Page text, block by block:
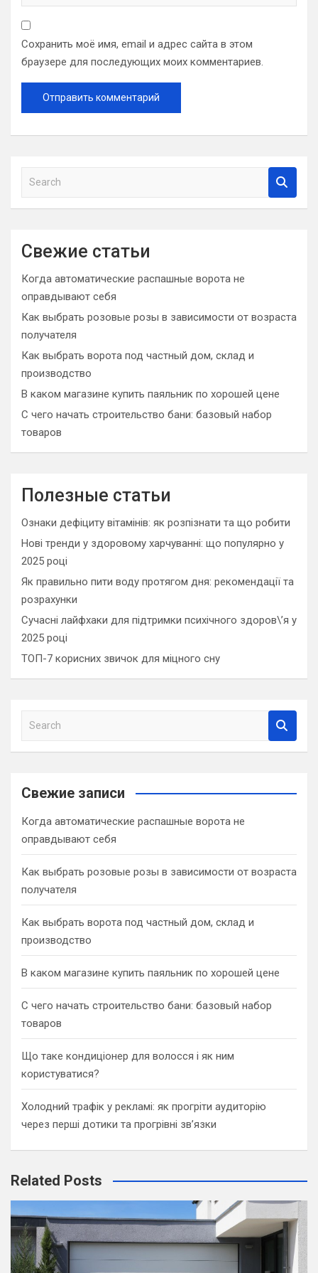
Сохранить моё имя, email и адрес сайта в этом
браузере для последующих моих комментариев.
a
c
Свежие статьи
Когда автоматические распашные ворота не
оправдывают себя
Как выбрать розовые розы в зависимости от возраста
получателя
Как выбрать ворота под частный дом, склад и
производство
В каком магазине купить паяльник по хорошей цене
С чего начать строительство бани: базовый набор
товаров
Полезные статьи
Ознаки дефіциту вітамінів: як розпізнати та що робити
Нові тренди у здоровому харчуванні: що популярно у
2025 році
Як правильно пити воду протягом дня: рекомендації та
розрахунки
Сучасні лайфхаки для підтримки психічного здоров\’я у
2025 році
ТОП-7 корисних звичок для міцного сну
a
c
Свежие записи
Когда автоматические распашные ворота не
оправдывают себя
Как выбрать розовые розы в зависимости от возраста
получателя
Как выбрать ворота под частный дом, склад и
производство
В каком магазине купить паяльник по хорошей цене
С чего начать строительство бани: базовый набор
товаров
Що таке кондиціонер для волосся і як ним
користуватися?
Холодний трафік у рекламі: як прогріти аудиторію
через перші дотики та прогрівні зв’язки
Related Posts